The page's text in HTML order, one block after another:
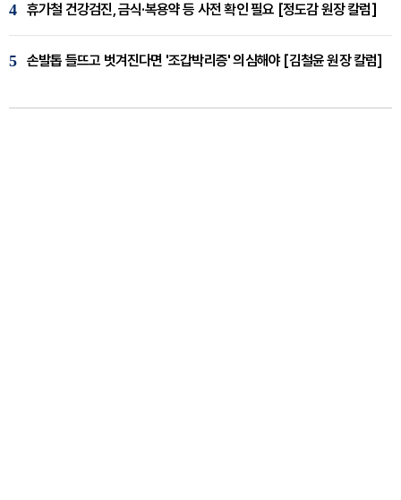
4 휴가철 건강검진, 금식·복용약 등 사전 확인 필요 [정도감 원장 칼럼]
5 손발톱 들뜨고 벗겨진다면 '조갑박리증' 의심해야 [김철윤 원장 칼럼]